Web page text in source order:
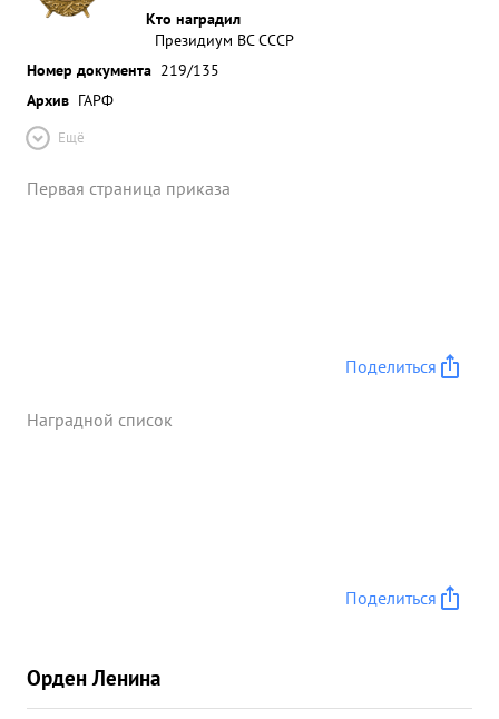
Кто наградил
Президиум ВС СССР
Номер документа 219/135
Архив ГАРФ
Ещё
Первая страница приказа
Поделиться
Наградной список
Поделиться
Орден Ленина